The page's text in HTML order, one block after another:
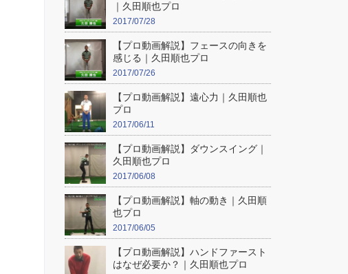
｜久田順也プロ
2017/07/28
【プロ動画解説】フェースの向きを
感じる｜久田順也プロ
2017/07/26
【プロ動画解説】遠心力｜久田順也
プロ
2017/06/11
【プロ動画解説】ダウンスイング｜
久田順也プロ
2017/06/08
【プロ動画解説】軸の動き｜久田順
也プロ
2017/06/05
【プロ動画解説】ハンドファースト
はなぜ必要か？｜久田順也プロ